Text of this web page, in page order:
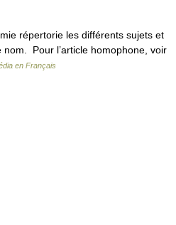
répertorie les différents sujets et
Pour l’article homophone, voir
en Français